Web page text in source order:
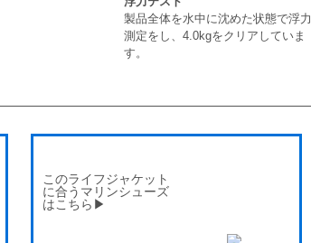
製品全体を水中に沈めた状態で浮力
測定をし、4.0kgをクリアしていま
す。
このライフジャケット
に合うマリンシューズ
はこちら▶